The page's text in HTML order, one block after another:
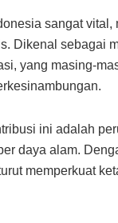
sangat
Dikenal sebagai
yang masing-
ini adalah
daya alam.
memperkuat